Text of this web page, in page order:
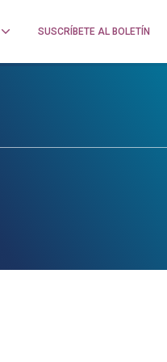
SUSCRÍBETE AL BOLETÍN